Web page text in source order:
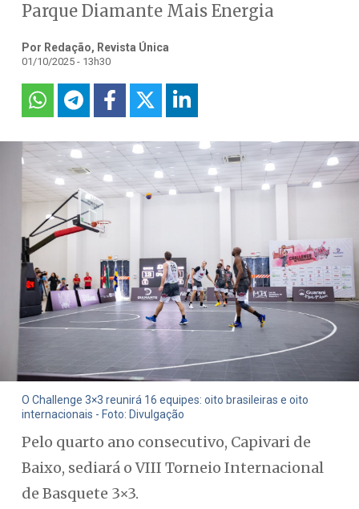
Parque Diamante Mais Energia
Por Redação, Revista Única
01/10/2025 - 13h30
O Challenge 3×3 reunirá 16 equipes: oito brasileiras e oito
internacionais - Foto: Divulgação
Pelo quarto ano consecutivo, Capivari de
Baixo, sediará o VIII Torneio Internacional
de Basquete 3×3.